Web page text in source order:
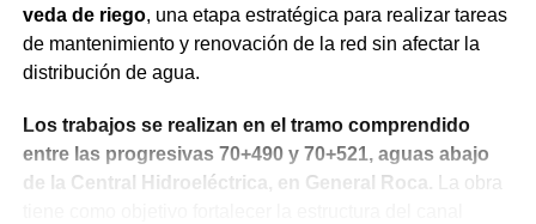
veda de riego, una etapa estratégica para realizar tareas
de mantenimiento y renovación de la red sin afectar la
distribución de agua.
Los trabajos se realizan en el tramo comprendido
entre las progresivas 70+490 y 70+521, aguas abajo
de la Central Hidroeléctrica, en General Roca.
La obra